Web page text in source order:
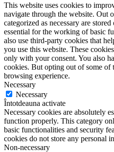
This website uses cookies to
navigate through the website. Out
categorized as necessary are
essential for the working of basic
also use third-party cookies that
you use this website. These
only with your consent. You also
cookies. But opting out of some of
browsing experience.
Necessary
Necessary
Întotdeauna activate
Necessary cookies are absolutely
function properly. This category
basic functionalities and security
cookies do not store any personal
Non-necessary